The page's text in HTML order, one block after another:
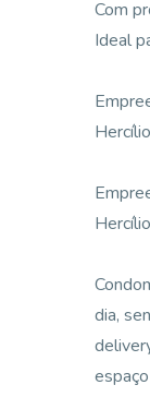
Com
Ideal
dia,